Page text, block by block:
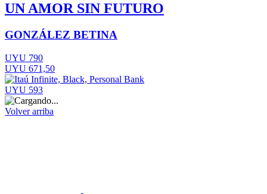
UN AMOR SIN FUTURO
GONZÁLEZ BETINA
UYU 790
UYU 671,50
UYU 593
Volver arriba